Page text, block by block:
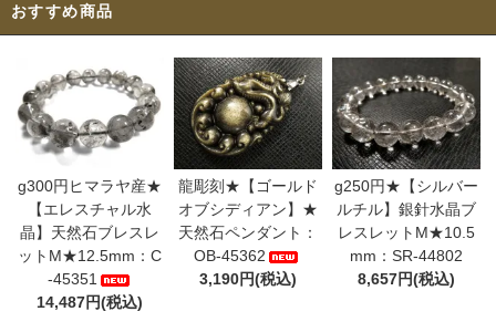
おすすめ商品
g300円ヒマラヤ産★
【エレスチャル水
晶】天然石ブレスレ
ットM★12.5mm：C
-45351
14,487円(税込)
龍彫刻★【ゴールド
オブシディアン】★
天然石ペンダント：
OB-45362
3,190円(税込)
g250円★【シルバー
ルチル】銀針水晶ブ
レスレットM★10.5
mm：SR-44802
8,657円(税込)